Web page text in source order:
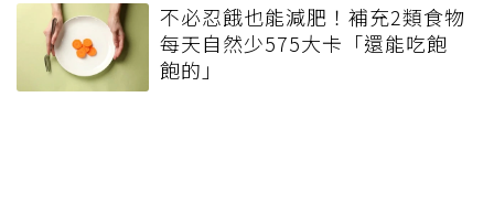
不必忍餓也能減肥！補充2類食物
每天自然少575大卡「還能吃飽
飽的」